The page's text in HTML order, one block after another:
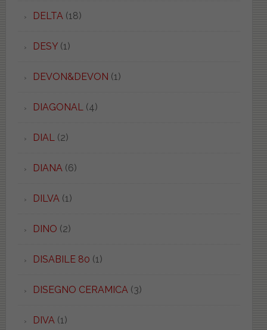
DELTA (18)
DESY(1)
DEVON&DEVON (1)
DIAGONAL (4)
DIAL (2)
DIANA (6)
DILVA (1)
DINO (2)
DISABILE 80 (1)
DISEGNO CERAMICA (3)
DIVA (1)